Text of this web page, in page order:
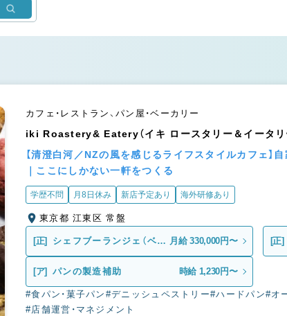
カフェ・レストラン、パン屋・ベーカリー
iki Roastery& Eatery（イキ ロースタリー＆イータリ
【清澄白河／NZの風を感じるライフスタイルカフェ】
｜ここにしかない一軒をつくる
学歴不問 月8日休み 新店予定あり 海外研修あり
東京都 江東区 常盤
[正]
シェフブーランジェ（ベー
カー）
月給 330,000円〜 [正]
[ア] パンの製造補助 時給 1,230円〜
#食パン・菓子パン #デニッシュペストリー#ハードパン#オ
#店舗運営・マネジメント